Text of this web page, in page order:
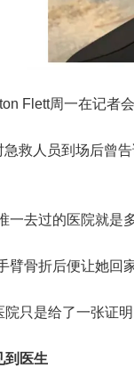
Flett周一在记者
急救人员到场后曾
一去过的医院就是
臂骨折后便让她回
只是给了一张证
到医生